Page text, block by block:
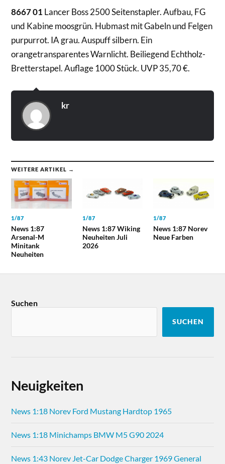
8667 01 Lancer Boss 2500 Seitenstapler. Aufbau, FG
und Kabine moosgrün. Hubmast mit Gabeln und Felgen
purpurrot. IA grau. Auspuff silbern. Ein
orangetransparentes Warnlicht. Beiliegend Echtholz-
Bretterstapel. Auflage 1000 Stück. UVP 35,70 €.
kr
WEITERE ARTIKEL →
1/87
News 1:87
Arsenal-M
Minitank
Neuheiten
1/87
News 1:87 Wiking
Neuheiten Juli
2026
1/87
News 1:87 Norev
Neue Farben
Suchen
SUCHEN
Neuigkeiten
News 1:18 Norev Ford Mustang Hardtop 1965
News 1:18 Minichamps BMW M5 G90 2024
News 1:43 Norev Jet-Car Dodge Charger 1969 General